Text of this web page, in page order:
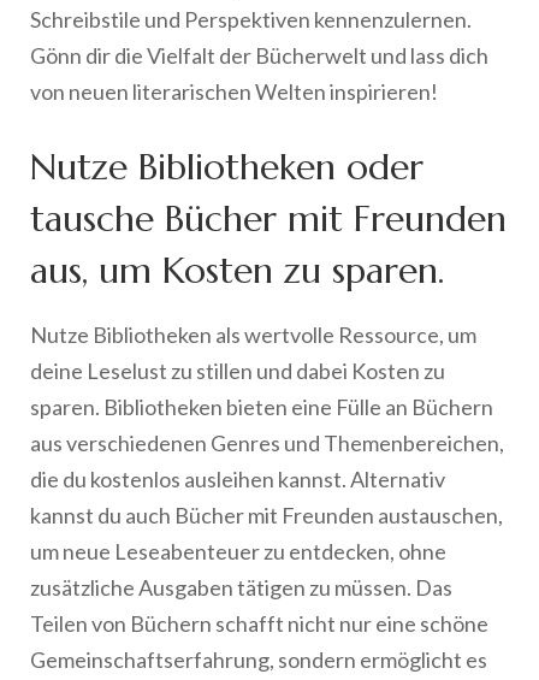
Schreibstile und Perspektiven kennenzulernen.
Gönn dir die Vielfalt der Bücherwelt und lass dich
von neuen literarischen Welten inspirieren!
Nutze Bibliotheken oder
tausche Bücher mit Freunden
aus, um Kosten zu sparen.
Nutze Bibliotheken als wertvolle Ressource, um
deine Leselust zu stillen und dabei Kosten zu
sparen. Bibliotheken bieten eine Fülle an Büchern
aus verschiedenen Genres und Themenbereichen,
die du kostenlos ausleihen kannst. Alternativ
kannst du auch Bücher mit Freunden austauschen,
um neue Leseabenteuer zu entdecken, ohne
zusätzliche Ausgaben tätigen zu müssen. Das
Teilen von Büchern schafft nicht nur eine schöne
Gemeinschaftserfahrung, sondern ermöglicht es